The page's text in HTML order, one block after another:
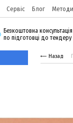
Сервіс Блог
Безкоштовна консультація
по підготовці до тендеру
Назад